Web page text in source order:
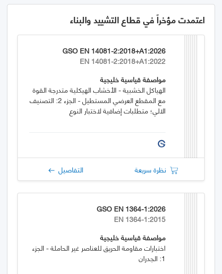
اعتمدت مؤخراً في قطاع التشييد والبناء
GSO EN 14081-2:2018+A1:2026
EN 14081-2:2018+A1:2022
مواصفة قياسية خليجية
الهياكل الخشبية - الأخشاب الهيكلية متدرجة القوة
مع المقطع العرضي المستطيل - الجزء 2: التصنيف
الالي؛ متطلبات إضافية لاختبار النوع
نظرة سريعة التفاصيل
GSO EN 1364-1:2026
EN 1364-1:2015
مواصفة قياسية خليجية
اختبارات مقاومة الحريق للعناصر غير الحاملة - الجزء
1: الجدران